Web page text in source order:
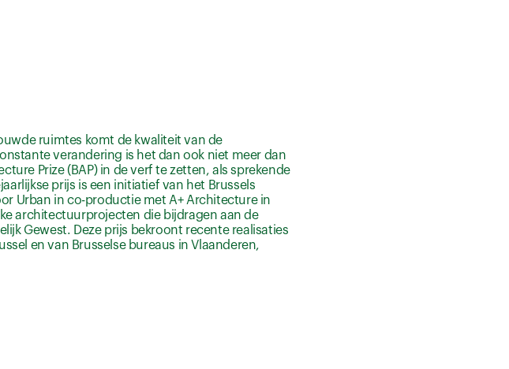
ruimtes komt de kwaliteit van de
verandering is het dan ook niet meer dan
Prize (BAP) in de verf te zetten, als sprekende
prijs is een initiatief van het Brussels
Urban in co-productie met A+ Architecture in
architectuurprojecten die bijdragen aan de
Gewest. Deze prijs bekroont recente realisaties
en van Brusselse bureaus in Vlaanderen,